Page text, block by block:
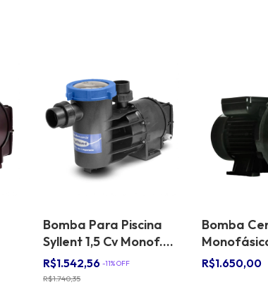
Bomba Para Piscina
Syllent 1,5 Cv Monof.
220v c/Pré-Filtro -
AutoEscorvante
R$1.542,56 -11% OFF
R$1.740,35
Bomba
3/4cv Ip55
R$1.650,00